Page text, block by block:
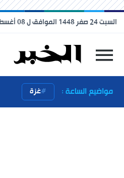
السبت 24 صفر 1448 الموافق ل 08 أغسطس 2026
مواضيع الساعة : غزة